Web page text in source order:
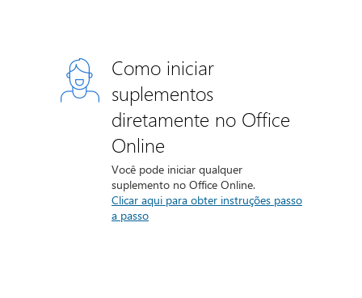
Como iniciar
suplementos
diretamente no Office
Online
Você pode iniciar qualquer
suplemento no Office Online.
Clicar aqui para obter instruções passo
a passo